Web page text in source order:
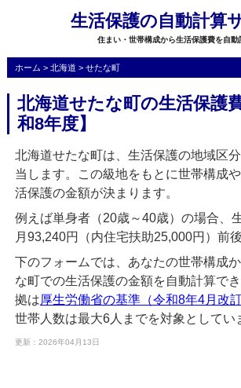
生活保護の自動計算
住まい・世帯構成から生活保護費を自動
ホーム > 北海道 > せたな町
北海道せたな町の生活保護
和8年度】
北海道せたな町は、生活保護の地域区
当します。この級地をもとに世帯構成
活保護の金額が決まります。
例えば単身者（20歳～40歳）の場合、
月93,240円（内住宅扶助25,000円）前
下のフォームでは、あなたの世帯構成
な町での生活保護の金額を自動計算で
拠は厚生労働省の基準（令和8年4月改訂
世帯人数は最大6人までを対象としてい
更新：2026年04月13日